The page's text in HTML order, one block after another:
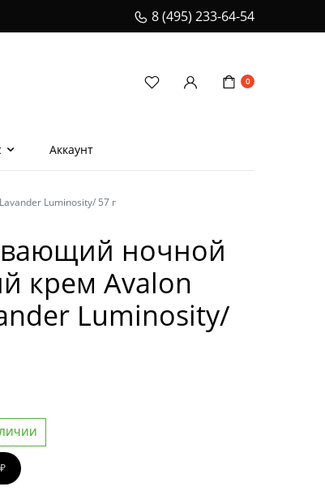
8 (495) 233-64-54
0
Аккаунт
Luminosity/ 57 г
ночной
крем Avalon
Luminosity/